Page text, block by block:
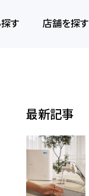
す 店舗を探す
最新記事